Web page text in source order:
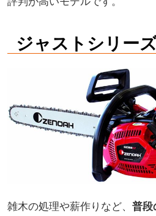
ジャストシリー
雑木の処理や薪作りなど、 普段